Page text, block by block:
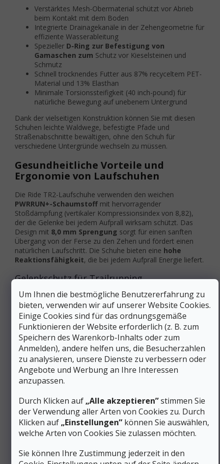
Um Ihnen die bestmögliche Benutzererfahrung zu
bieten, verwenden wir auf unserer Website Cookies.
Einige Cookies sind für das ordnungsgemäße
Funktionieren der Website erforderlich (z. B. zum
Speichern des Warenkorb-Inhalts oder zum
Anmelden), andere helfen uns, die Besucherzahlen
zu analysieren, unsere Dienste zu verbessern oder
Angebote und Werbung an Ihre Interessen
anzupassen.
Durch Klicken auf „Alle akzeptieren”stimmen Sie
der Verwendung aller Arten von Cookies zu. Durch
Klicken auf „Einstellungen” können Sie auswählen,
welche Arten von Cookies Sie zulassen möchten.
Sie können Ihre Zustimmung jederzeit in den
Verstärktes Mesh-Obermaterial schützt vor Abrieb
beim Kontakt mit dem Boden
Integrierte Drainagekanäle in der Zehengeometrie für
effiziente Wasserableitung
Spezieller D-Ring zur Befestigung von
Gamaschen zum Schutz vor Kieselsteinen und
Schmutz
Schnell trocknendes Futter aus 87% recyceltem PET-
Material und 13% Elasthan
Minimale Torsionssteifigkeit (40 inch-pound) für
natürliche Bewegung auf unebenem Untergrund
Dank der vielseitigen Konstruktion können Sie mit diesen
Schuhen leichte Waldwege, befestigte Pfade und
Straßenabschnitte bewältigen, ohne den Schuh für
verschiedene Untergründe wechseln zu müssen.
Gesundheitliche Vorteile und
Ergonomie von Laufschuhen
Die Ride TR2-Laufschuhe verwenden den weichen
PWRRUN+-Schaumstoff mit hervorragender
Stoßdämpfung (vertikaler Kompressionsindex von 8,82),
der die Gelenke bei jedem Aufprall wirksam schützt. Das
Design mit 8,0 mm Sprengung sorgt für einen sanften
Übergang von der Ferse zu den Zehen und fördert einen
natürlichen Laufschritt. Die Schuhe bieten eine hohe
Reaktionsfähigkeit, die bei jedem Aufprall Energie liefert.
Gelenkschutz für Trailrunning
Weiche Dämpfung, besonders geeignet für leichte bis
mittelschwere Läufer
Standard-Fußgewölbeprofil für alle gängigen
Fußtypen
Das Dämpfungssystem leitet die Aufprallenergie
beim Bergablaufen effektiv ab
Geeignet fürneutrales Laufen, ohne dass eine
Überpronationskorrektur erforderlich ist
Geringes Gewicht, um die Gesamtbelastung des
Fußes bei langen Läufen zu reduzieren
Investieren Sie in Ihren Laufkomfort mit einem Schuh, der
Ihre Gelenke bei jedem Schritt auf der Straße und in
leichtem Gelände dank fortschrittlicher Dämpfung und
einem ausgewogenen Design schont.
Trailrunning-Schuhe für